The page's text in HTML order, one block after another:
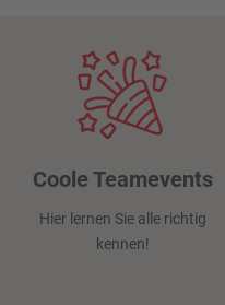
Coole Teamevents
Hier lernen Sie alle richtig
kennen!
Gutes Betriebsklima
Sie sind ab Tag 1 ein
nobilianer.